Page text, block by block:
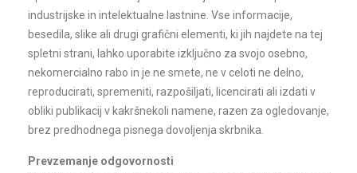
industrijske in intelektualne lastnine. Vse informacije,
besedila, slike ali drugi grafični elementi, ki jih najdete na tej
spletni strani, lahko uporabite izključno za svojo osebno,
nekomercialno rabo in je ne smete, ne v celoti ne delno,
reproducirati, spremeniti, razpošiljati, licencirati ali izdati v
obliki publikacij v kakršnekoli namene, razen za ogledovanje,
brez predhodnega pisnega dovoljenja skrbnika.
Prevzemanje odgovornosti